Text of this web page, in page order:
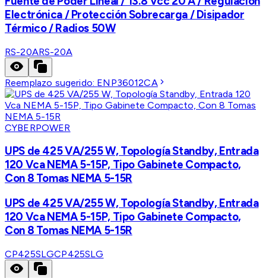
Electrónica / Protección Sobrecarga / Disipador
Térmico / Radios 50W
RS-20ARS-20A
Reemplazo sugerido: ENP36012CA
CYBERPOWER
UPS de 425 VA/255 W, Topología Standby, Entrada
120 Vca NEMA 5-15P, Tipo Gabinete Compacto,
Con 8 Tomas NEMA 5-15R
UPS de 425 VA/255 W, Topología Standby, Entrada
120 Vca NEMA 5-15P, Tipo Gabinete Compacto,
Con 8 Tomas NEMA 5-15R
CP425SLGCP425SLG